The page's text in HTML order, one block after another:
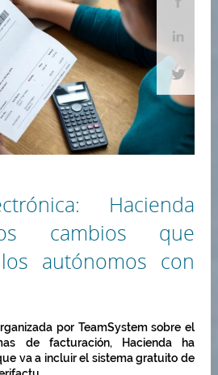
Hacienda
cambios que
autónomos con
por TeamSystem sobre el
de facturación, Hacienda ha
va a incluir el sistema gratuito de